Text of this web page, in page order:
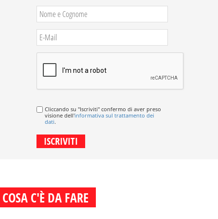
Cliccando su "Iscriviti" confermo di aver preso
visione dell'informativa sul trattamento dei
dati.
COSA C'È DA FARE